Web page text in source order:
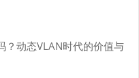
？动态VLAN时代的价值与